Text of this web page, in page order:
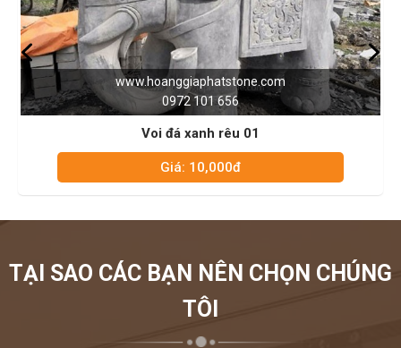
www.hoanggiaphatstone.com
0972 101 656
Voi đá xanh rêu 01
TẠI SAO CÁC BẠN NÊN CHỌN CHÚNG
TÔI